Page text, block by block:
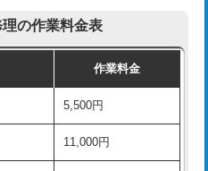
27,500円
38,500円
38,500円
11,000円+材料費
13,200円
16,500円
栓） 16,500円
の作業料金表
作業料金
5,500円
11,000円